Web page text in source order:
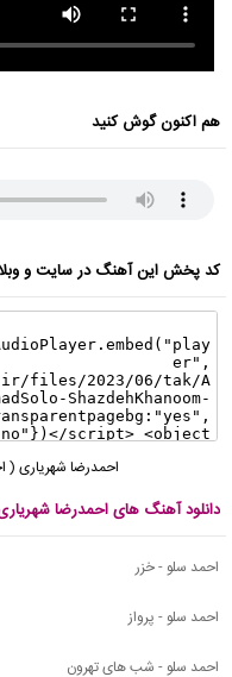
هم اکنون گوش کنید
کد پخش این آهنگ در سایت و
احمدرضا شهریاری (
دانلود آهنگ های احمدرضا
احمد سلو - خزر
احمد سلو - پرواز
احمد سلو - شب های تهرون